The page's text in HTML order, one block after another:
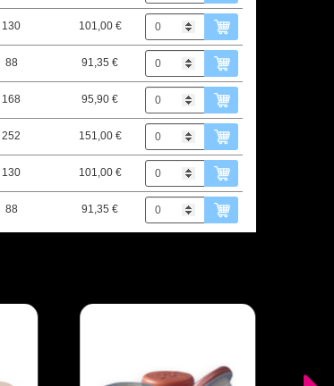
130 101,00 €
88 91,35 €
168 95,90 €
252 151,00 €
130 101,00 €
88 91,35 €